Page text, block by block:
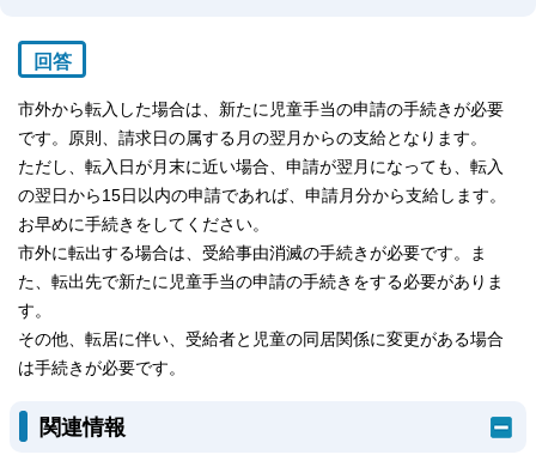
回答
市外から転入した場合は、新たに児童手当の申請の手続きが必要
です。原則、請求日の属する月の翌月からの支給となります。
ただし、転入日が月末に近い場合、申請が翌月になっても、転入
の翌日から15日以内の申請であれば、申請月分から支給します。
お早めに手続きをしてください。
市外に転出する場合は、受給事由消滅の手続きが必要です。ま
た、転出先で新たに児童手当の申請の手続きをする必要がありま
す。
その他、転居に伴い、受給者と児童の同居関係に変更がある場合
は手続きが必要です。
関連情報